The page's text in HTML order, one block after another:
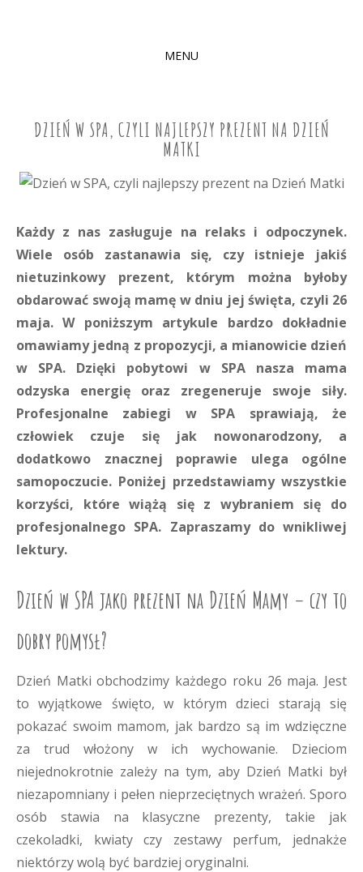
MENU
CONTENT
DZIEŃ W SPA, CZYLI NAJLEPSZY PREZENT NA DZIEŃ
MATKI
Każdy z nas zasługuje na relaks i odpoczynek.
Wiele osób zastanawia się, czy istnieje jakiś
nietuzinkowy prezent, którym można byłoby
obdarować swoją mamę w dniu jej święta, czyli 26
maja. W poniższym artykule bardzo dokładnie
omawiamy jedną z propozycji, a mianowicie dzień
w SPA. Dzięki pobytowi w SPA nasza mama
odzyska energię oraz zregeneruje swoje siły.
Profesjonalne zabiegi w SPA sprawiają, że
człowiek czuje się jak nowonarodzony, a
dodatkowo znacznej poprawie ulega ogólne
samopoczucie. Poniżej przedstawiamy wszystkie
korzyści, które wiążą się z wybraniem się do
profesjonalnego SPA. Zapraszamy do wnikliwej
lektury.
Dzień w SPA jako prezent na Dzień Mamy – czy to
dobry pomysł?
Dzień Matki obchodzimy każdego roku 26 maja. Jest
to wyjątkowe święto, w którym dzieci starają się
pokazać swoim mamom, jak bardzo są im wdzięczne
za trud włożony w ich wychowanie. Dzieciom
niejednokrotnie zależy na tym, aby Dzień Matki był
niezapomniany i pełen nieprzeciętnych wrażeń. Sporo
osób stawia na klasyczne prezenty, takie jak
czekoladki, kwiaty czy zestawy perfum, jednakże
niektórzy wolą być bardziej oryginalni.